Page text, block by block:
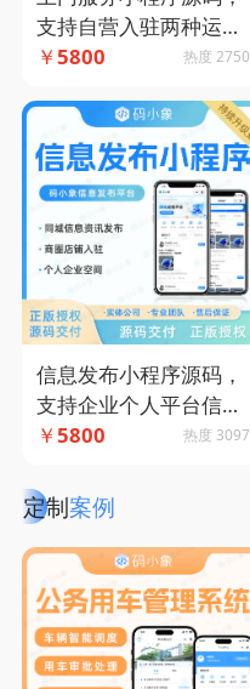
支持自营入驻两种运营
模式+抢单派单模式结
￥5800 热度 2750
信息发布小程序源码，
支持企业个人平台信息
管理，平台商城商品出
￥5800 热度 3097
定制案例